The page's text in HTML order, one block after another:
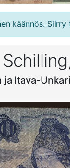
käännös.
ja Itava-